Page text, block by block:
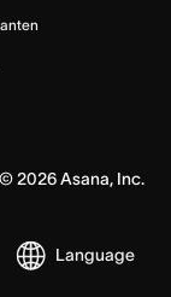
© 2026Asana, Inc.
Language